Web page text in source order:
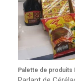
Palette de produits